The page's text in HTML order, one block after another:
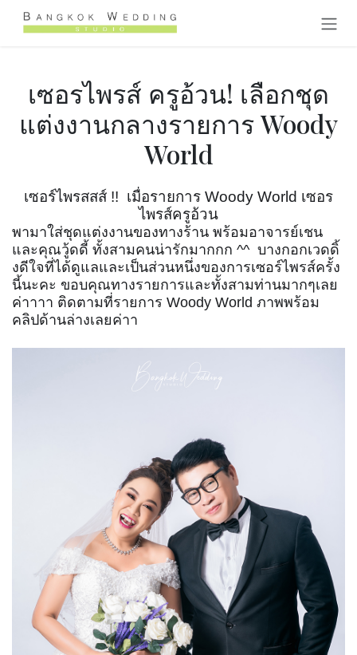
跳至内容
เซอรไพรส์ ครูอ้วน! เลือกชุด
แต่งงานกลางรายการ Woody
World
เซอร์ไพรสสส์ !! เมื่อรายการ Woody World เซอร
ไพรส์ครูอ้วน
พามาใส่ชุดแต่งงานของทางร้าน พร้อมอาจารย์เชน
และคุณวู้ดดี้ ทั้งสามคนน่ารักมากกก ^^ บางกอกเวดดิ้
งดีใจที่ได้ดูแลและเป็นส่วนหนึ่งของการเซอร์ไพรส์ครั้ง
นี้นะคะ ขอบคุณทางรายการและทั้งสามท่านมากๆเลย
ค่าาาา ติดตามที่รายการ Woody World ภาพพร้อม
คลิปด้านล่างเลยค่าา